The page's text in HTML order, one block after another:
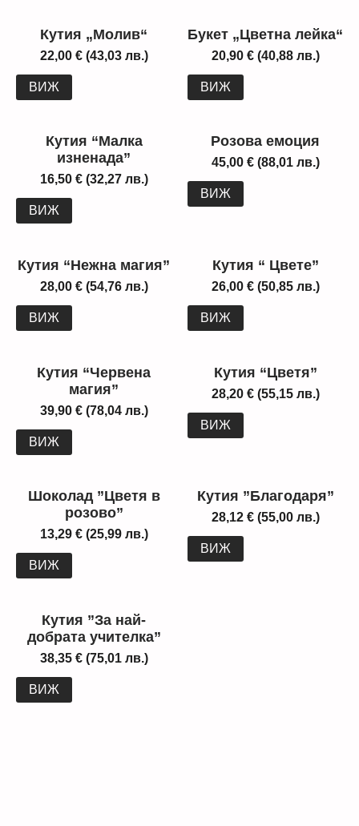
Кутия „Молив“
22,00 €(43,03 лв.)
ВИЖ
Букет „Цветна лейка“
20,90 €(40,88 лв.)
ВИЖ
Кутия “Малка
изненада”
16,50 €(32,27 лв.)
ВИЖ
Розова емоция
45,00 €(88,01 лв.)
ВИЖ
Кутия “Нежна магия”
28,00 €(54,76 лв.)
ВИЖ
Кутия “ Цвете”
26,00 €(50,85 лв.)
ВИЖ
Кутия “Червена
магия”
39,90 €(78,04 лв.)
ВИЖ
Кутия “Цветя”
28,20 €(55,15 лв.)
ВИЖ
Шоколад ”Цветя в
розово”
13,29 €(25,99 лв.)
ВИЖ
Кутия ”Благодаря”
28,12 €(55,00 лв.)
ВИЖ
Кутия ”За най-
добрата учителка”
38,35 €(75,01 лв.)
ВИЖ